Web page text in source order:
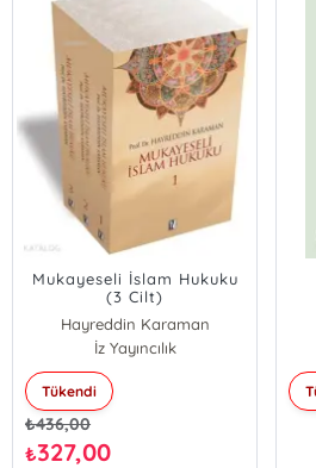
Mukayeseli İslam Hukuku
(3 Cilt)
Hayreddin Karaman
İz Yayıncılık
Tükendi
₺436,00
₺327,00